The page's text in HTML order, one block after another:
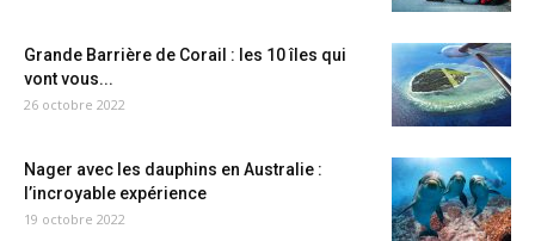
Grande Barrière de Corail : les 10 îles qui
vont vous...
26 octobre 2022
Nager avec les dauphins en Australie :
l’incroyable expérience
19 octobre 2022